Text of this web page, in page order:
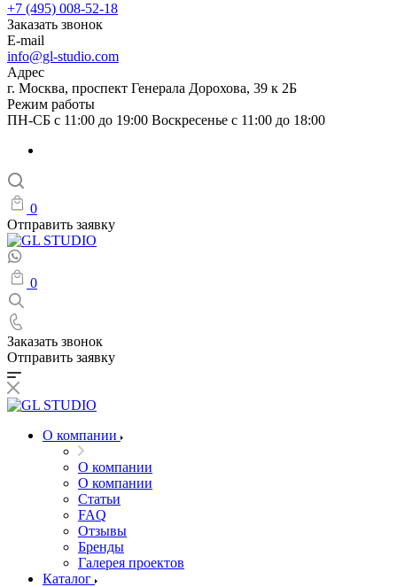
+7 (495) 008-52-18
Заказать звонок
E-mail
info@gl-studio.com
Адрес
г. Москва, проспект Генерала Дорохова, 39 к 2Б
Режим работы
ПН-СБ с 11:00 до 19:00 Воскресенье с 11:00 до 18:00
0
Отправить заявку
0
Заказать звонок
Отправить заявку
О компании
О компании
О компании
Статьи
FAQ
Отзывы
Бренды
Галерея проектов
Каталог